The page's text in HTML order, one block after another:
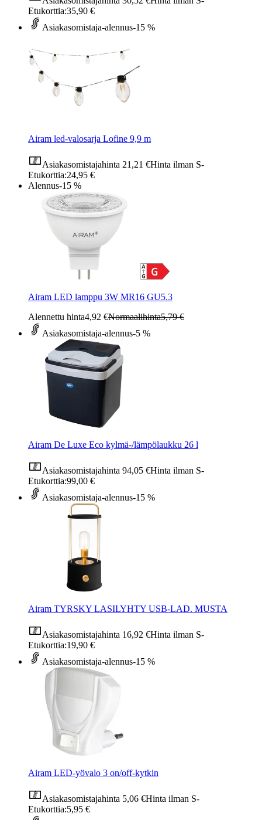
Etukorttia:35,90 €
Asiakasomistaja-alennus-15 %
Airam led-valosarja Lofine 9,9 m
Asiakasomistajahinta 21,21 €Hinta ilman S-
Etukorttia:24,95 €
Alennus-15 %
Airam LED lamppu 3W MR16 GU5.3
Alennettu hinta4,92 €Normaalihinta5,79 €
Asiakasomistaja-alennus-5 %
Airam De Luxe Eco kylmä-/lämpölaukku 26 l
Asiakasomistajahinta 94,05 €Hinta ilman S-
Etukorttia:99,00 €
Asiakasomistaja-alennus-15 %
Airam TYRSKY LASILYHTY USB-LAD. MUSTA
Asiakasomistajahinta 16,92 €Hinta ilman S-
Etukorttia:19,90 €
Asiakasomistaja-alennus-15 %
Airam LED-yövalo 3 on/off-kytkin
Asiakasomistajahinta 5,06 €Hinta ilman S-
Etukorttia:5,95 €